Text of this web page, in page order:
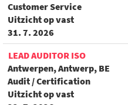
Customer Service
Uitzicht op vast
31. 7. 2026
LEAD AUDITOR ISO
Antwerpen, Antwerp, BE
Audit / Certification
Uitzicht op vast